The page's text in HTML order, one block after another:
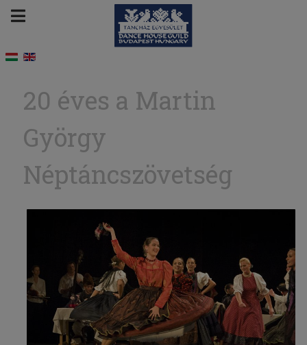
20 éves a Martin
György
Néptáncszövetség